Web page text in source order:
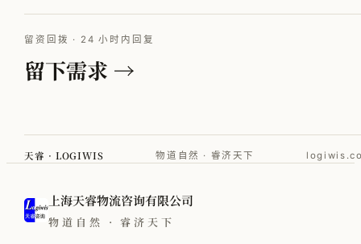
留资回拨 · 24 小时内回复
留下需求 →
天睿 · LOGIWIS 物道自然 · 睿济天下
上海天睿物流咨询有限公司
物道自然 · 睿济天下